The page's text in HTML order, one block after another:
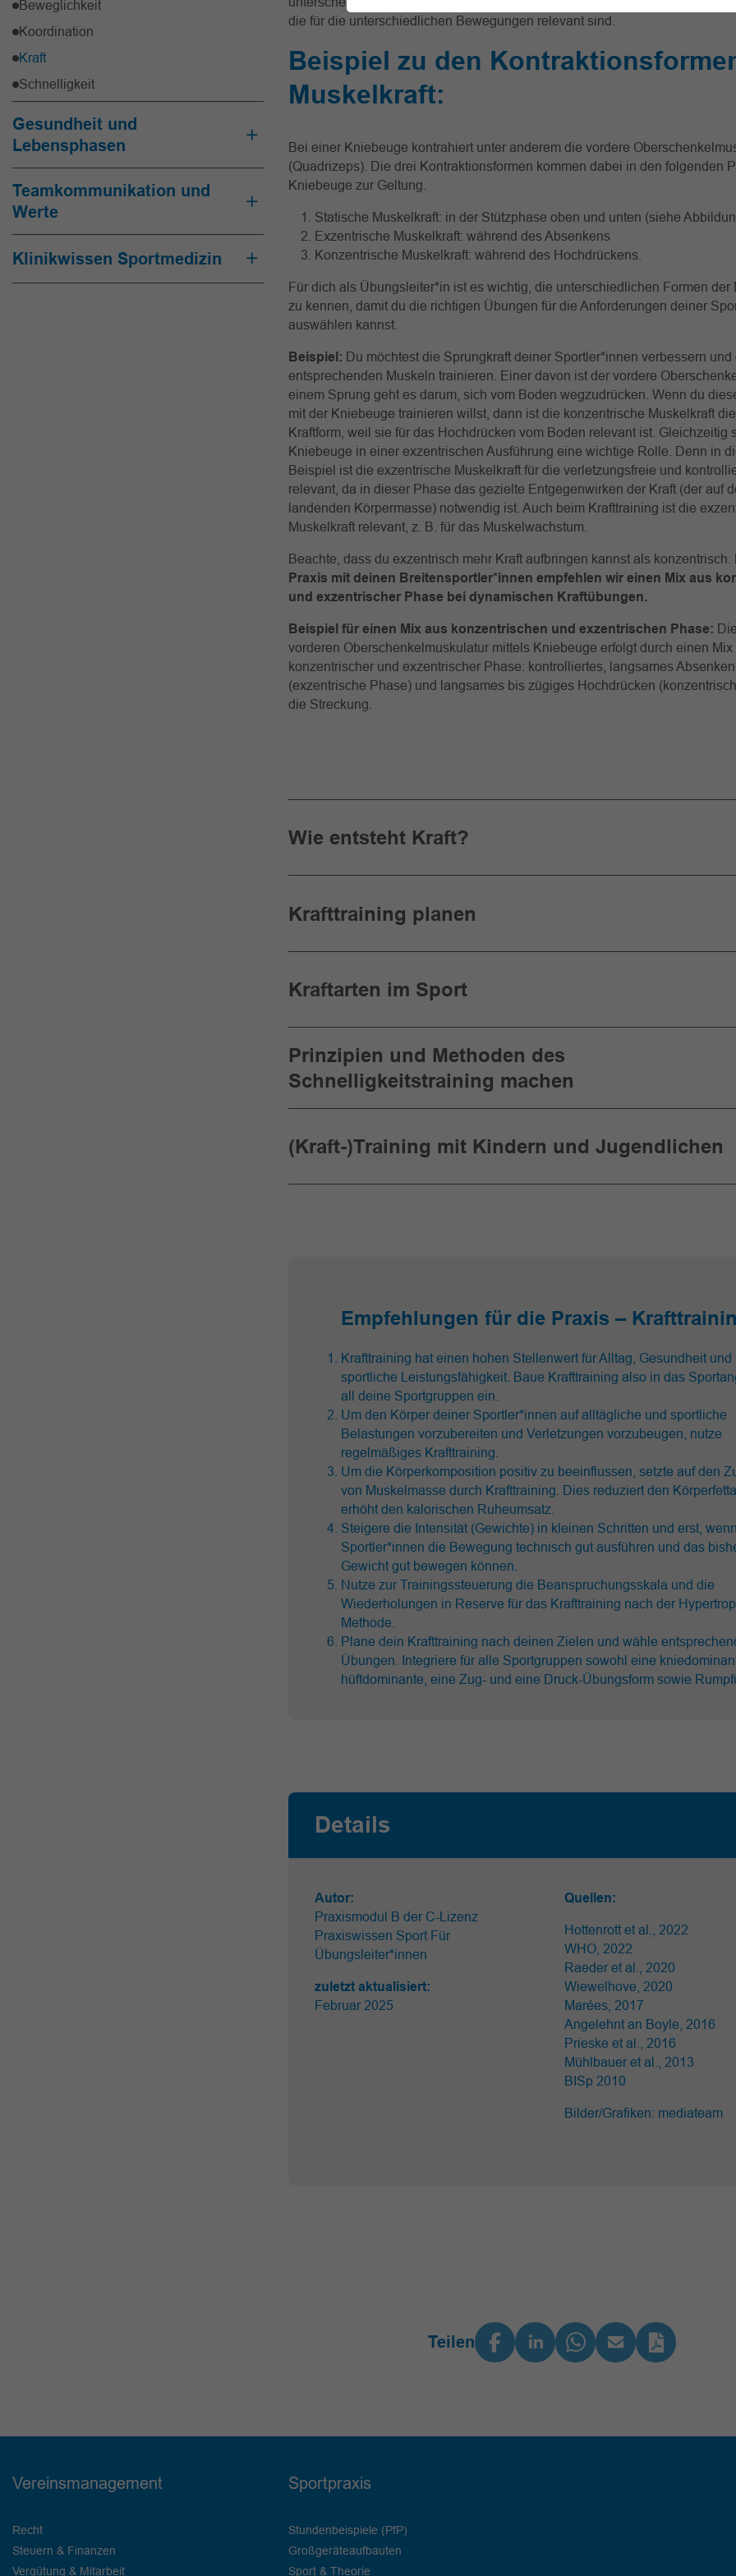
Beweglichkeit
Koordination
Kraft
Schnelligkeit
Gesundheit und
Lebensphasen
Teamkommunikation und
Werte
Klinikwissen Sportmedizin
die für die unterschiedlichen Bewegungen relevant sind.
Beispiel zu den
Muskelkraft:
Bei einer Kniebeuge kontrahiert unter anderem die vordere
(Quadrizeps). Die drei Kontraktionsformen kommen dabei in den folgenden
Kniebeuge zur Geltung.
Statische Muskelkraft: in der Stützphase oben und unten (siehe
Exzentrische Muskelkraft: während des Absenkens
Konzentrische Muskelkraft: während des Hochdrückens.
Für dich als Übungsleiter*in ist es wichtig, die unterschiedlichen Formen der
zu kennen, damit du die richtigen Übungen für die Anforderungen deiner
auswählen kannst.
Beispiel: Du möchtest die Sprungkraft deiner Sportler*innen verbessern und
entsprechenden Muskeln trainieren. Einer davon ist der vordere
einem Sprung geht es darum, sich vom Boden wegzudrücken. Wenn du
mit der Kniebeuge trainieren willst, dann ist die konzentrische Muskelkraft
Kraftform, weil sie für das Hochdrücken vom Boden relevant ist. Gleichzeitig
Kniebeuge in einer exzentrischen Ausführung eine wichtige Rolle. Denn in
Beispiel ist die exzentrische Muskelkraft für die verletzungsfreie und
relevant, da in dieser Phase das gezielte Entgegenwirken der Kraft (der auf
landenden Körpermasse) notwendig ist. Auch beim Krafttraining ist die
Muskelkraft relevant, z. B. für das Muskelwachstum.
Beachte, dass du exzentrisch mehr Kraft aufbringen kannst als konzentrisch.
Praxis mit deinen Breitensportler*innen empfehlen wir einen Mix aus
und exzentrischer Phase bei dynamischen Kraftübungen.
Beispiel für einen Mix aus konzentrischen und exzentrischen Phase:
vorderen Oberschenkelmuskulatur mittels Kniebeuge erfolgt durch einen Mix
konzentrischer und exzentrischer Phase: kontrolliertes, langsames Absenken
(exzentrische Phase) und langsames bis zügiges Hochdrücken
die Streckung.
Wie entsteht Kraft?
Krafttraining planen
Kraftarten im Sport
Prinzipien und Methoden des
Schnelligkeitstraining machen
(Kraft-)Training mit Kindern und Jugendlichen
Empfehlungen für die Praxis –
Krafttraining hat einen hohen Stellenwert für Alltag, Gesundheit und
sportliche Leistungsfähigkeit. Baue Krafttraining also in das
all deine Sportgruppen ein.
Um den Körper deiner Sportler*innen auf alltägliche und sportliche
Belastungen vorzubereiten und Verletzungen vorzubeugen, nutze
regelmäßiges Krafttraining.
Um die Körperkomposition positiv zu beeinflussen, setzte auf den
von Muskelmasse durch Krafttraining. Dies reduziert den
erhöht den kalorischen Ruheumsatz.
Steigere die Intensität (Gewichte) in kleinen Schritten und erst,
Sportler*innen die Bewegung technisch gut ausführen und das
Gewicht gut bewegen können.
Nutze zur Trainingssteuerung die Beanspruchungsskala und die
Wiederholungen in Reserve für das Krafttraining nach der
Methode.
Plane dein Krafttraining nach deinen Zielen und wähle
Übungen. Integriere für alle Sportgruppen sowohl eine
hüftdominante, eine Zug- und eine Druck-Übungsform sowie
Details
Autor:
Praxismodul B der C-Lizenz
Praxiswissen Sport Für
Übungsleiter*innen
zuletzt aktualisiert:
Februar 2025
Quellen:
Hottenrott et al., 2022
WHO, 2022
Raeder et al., 2020
Wiewelhove, 2020
Marées, 2017
Angelehnt an Boyle, 2016
Prieske et al., 2016
Mühlbauer et al., 2013
BISp 2010
Bilder/Grafiken: mediateam
Teilen
Vereinsmanagement
Recht
Steuern & Finanzen
Vergütung & Mitarbeit
Sportpraxis
Stundenbeispiele (PfP)
Großgeräteaufbauten
Sport & Theorie